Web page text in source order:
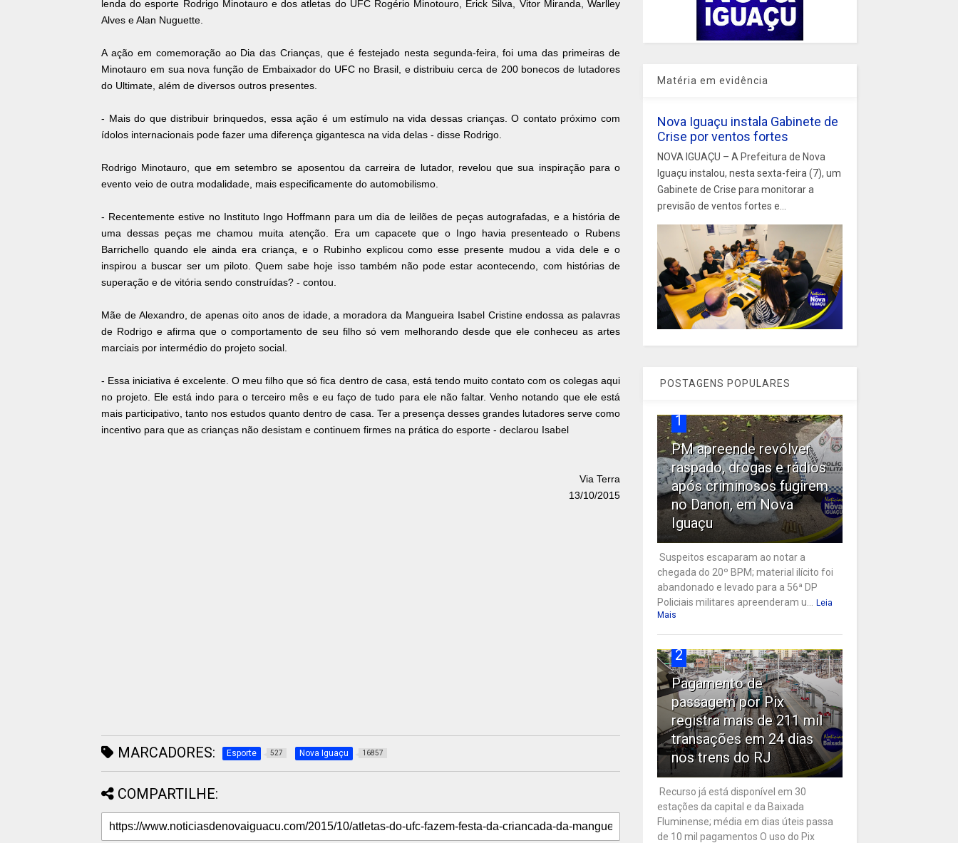
lenda do esporte Rodrigo Minotauro e dos atletas do UFC Rogério Minotouro, Erick Silva, Vitor Miranda, Warlley
Alves e Alan Nuguette.
A ação em comemoração ao Dia das Crianças, que é festejado nesta segunda-feira, foi uma das primeiras de
Minotauro em sua nova função de Embaixador do UFC no Brasil, e distribuiu cerca de 200 bonecos de lutadores
do Ultimate, além de diversos outros presentes.
- Mais do que distribuir brinquedos, essa ação é um estímulo na vida dessas crianças. O contato próximo com
ídolos internacionais pode fazer uma diferença gigantesca na vida delas - disse Rodrigo.
Rodrigo Minotauro, que em setembro se aposentou da carreira de lutador, revelou que sua inspiração para o
evento veio de outra modalidade, mais especificamente do automobilismo.
- Recentemente estive no Instituto Ingo Hoffmann para um dia de leilões de peças autografadas, e a história de
uma dessas peças me chamou muita atenção. Era um capacete que o Ingo havia presenteado o Rubens
Barrichello quando ele ainda era criança, e o Rubinho explicou como esse presente mudou a vida dele e o
inspirou a buscar ser um piloto. Quem sabe hoje isso também não pode estar acontecendo, com histórias de
superação e de vitória sendo construídas? - contou.
Mãe de Alexandro, de apenas oito anos de idade, a moradora da Mangueira Isabel Cristine endossa as palavras
de Rodrigo e afirma que o comportamento de seu filho só vem melhorando desde que ele conheceu as artes
marciais por intermédio do projeto social.
- Essa iniciativa é excelente. O meu filho que só fica dentro de casa, está tendo muito contato com os colegas aqui
no projeto. Ele está indo para o terceiro mês e eu faço de tudo para ele não faltar. Venho notando que ele está
mais participativo, tanto nos estudos quanto dentro de casa. Ter a presença desses grandes lutadores serve como
incentivo para que as crianças não desistam e continuem firmes na prática do esporte - declarou Isabel
Via Terra
13/10/2015
MARCADORES: Esporte 527 Nova Iguaçu 16857
COMPARTILHE:
Matéria em evidência
Nova Iguaçu instala Gabinete de
Crise por ventos fortes
NOVA IGUAÇU – A Prefeitura de Nova
Iguaçu instalou, nesta sexta-feira (7), um
Gabinete de Crise para monitorar a
previsão de ventos fortes e...
POSTAGENS POPULARES
1
PM apreende revólver
raspado, drogas e rádios
após criminosos fugirem
no Danon, em Nova
Iguaçu
Suspeitos escaparam ao notar a
chegada do 20º BPM; material ilícito foi
abandonado e levado para a 56ª DP
Policiais militares apreenderam u...
Leia
Mais
2
Pagamento de
passagem por Pix
registra mais de 211 mil
transações em 24 dias
nos trens do RJ
Recurso já está disponível em 30
estações da capital e da Baixada
Fluminense; média em dias úteis passa
de 10 mil pagamentos O uso do Pix